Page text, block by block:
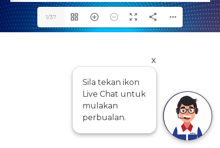
x
Sila tekan ikon
Live Chat untuk
mulakan
perbualan.
1/37